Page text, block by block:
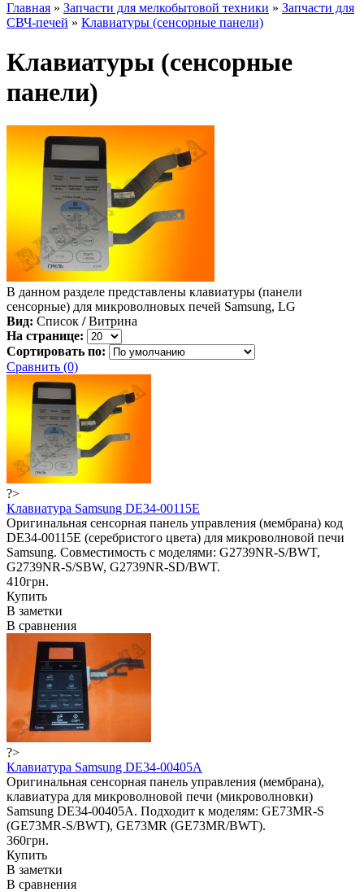
Главная » Запчасти для мелкобытовой техники » Запчасти для
СВЧ-печей » Клавиатуры (сенсорные панели)
Клавиатуры (сенсорные
панели)
В данном разделе представлены клавиатуры (панели
сенсорные) для микроволновых печей Samsung, LG
Вид: Список / Витрина
На странице:
Сортировать по:
Сравнить (0)
?>
Клавиатура Samsung DE34-00115E
Оригинальная сенсорная панель управления (мембрана) код
DE34-00115E (серебристого цвета) для микроволновой печи
Samsung. Совместимость с моделями: G2739NR-S/BWT,
G2739NR-S/SBW, G2739NR-SD/BWT.
410грн.
Купить
В заметки
В сравнения
?>
Клавиатура Samsung DE34-00405A
Оригинальная сенсорная панель управления (мембрана),
клавиатура для микроволновой печи (микроволновки)
Samsung DE34-00405A. Подходит к моделям: GE73MR-S
(GE73MR-S/BWT), GE73MR (GE73MR/BWT).
360грн.
Купить
В заметки
В сравнения